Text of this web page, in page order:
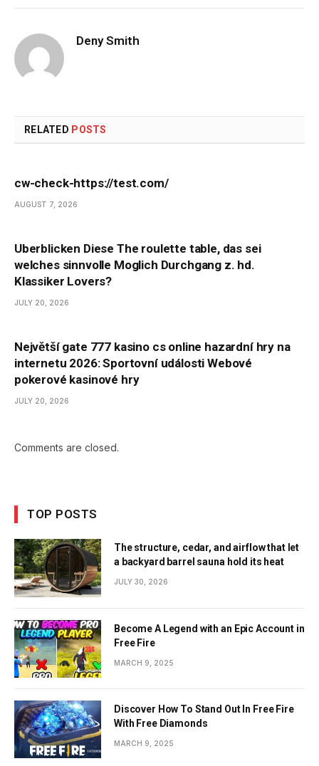
Deny Smith
RELATED POSTS
cw-check-https://test.com/
AUGUST 7, 2026
Uberblicken Diese The roulette table, das sei
welches sinnvolle Moglich Durchgang z. hd.
Klassiker Lovers?
JULY 20, 2026
Největší gate 777 kasino cs online hazardní hry na
internetu 2026: Sportovní události Webové
pokerové kasinové hry
JULY 20, 2026
Comments are closed.
TOP POSTS
The structure, cedar, and airflow that let
a backyard barrel sauna hold its heat
JULY 30, 2026
Become A Legend with an Epic Account in
Free Fire
MARCH 9, 2025
Discover How To Stand Out In Free Fire
With Free Diamonds
MARCH 9, 2025